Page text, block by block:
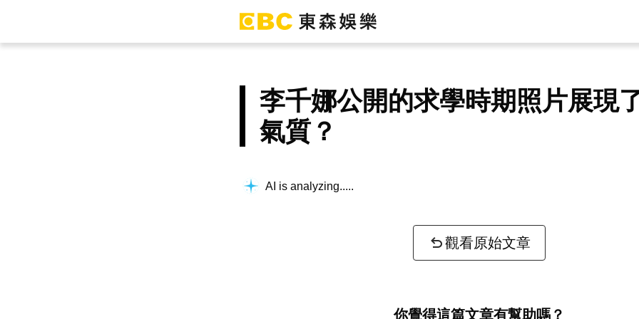
李千娜公開的求學時期照片展現
氣質？
AI is analyzing...
觀看原始文章
你覺得這篇文章有幫助嗎？